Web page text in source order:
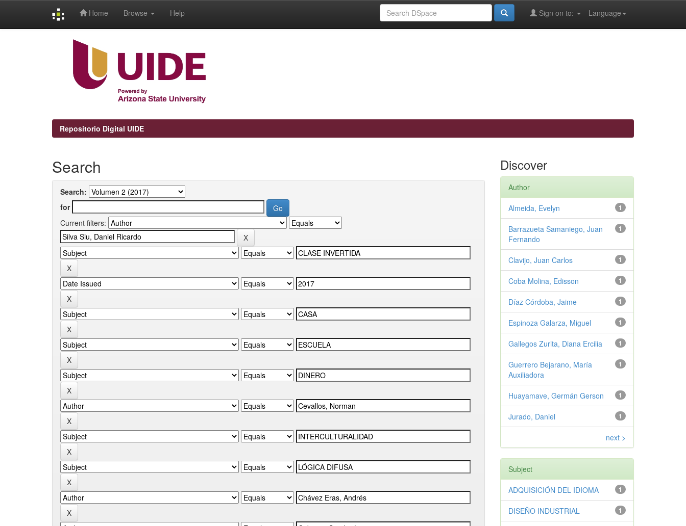
Home Browse Help Language
Sign on to:
Repositorio Digital UIDE
Search
Search:
for
Current filters:
Discover
Author
1
Almeida, Evelyn
1
Barrazueta Samaniego, Juan
Fernando
1
Clavijo, Juan Carlos
1
Coba Molina, Edisson
1
Díaz Córdoba, Jaime
1
Espinoza Galarza, Miguel
1
Gallegos Zurita, Diana Ercilia
1
Guerrero Bejarano, María
Auxiliadora
1
Huayamave, Germán Gerson
1
Jurado, Daniel
next >
Subject
1
ADQUISICIÓN DEL IDIOMA
1
DISEÑO INDUSTRIAL